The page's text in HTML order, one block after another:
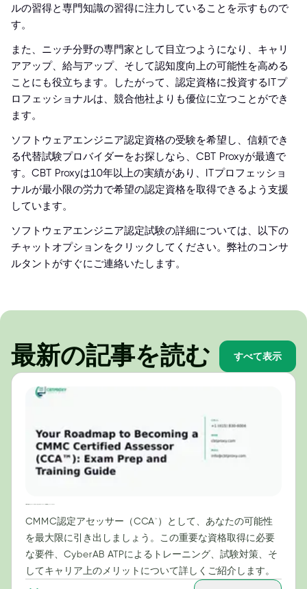
ルの習得と専門知識の習得に注力していることを示すもので
す。
また、ニッチ分野の専門家として目立つようになり、キャリ
アアップ、給与アップ、そして認知度向上の可能性を高める
ことにも役立ちます。したがって、認定資格に投資するITプ
ロフェッショナルは、競合他社よりも優位に立つことができ
ます。
ソフトウェアエンジニア認定資格の受験を希望し、信頼でき
る代替試験プロバイダーをお探しなら、CBT Proxyが最適で
す。CBT Proxyは10年以上の実績があり、ITプロフェッショ
ナルが最小限の労力で希望の認定資格を取得できるよう支援
しています。
ソフトウェアエンジニア認定試験の詳細については、以下の
チャットオプションをクリックしてください。弊社のコンサ
ルタントがすぐにご連絡いたします。
最新の記事を読む すべて表示
CMMC認定アセッサー（CCA™）として、あなたの可能性
を最大限に引き出しましょう。この重要な資格取得に必要
な要件、CyberAB ATPによるトレーニング、試験対策、そ
してキャリア上のメリットについて詳しくご紹介します。